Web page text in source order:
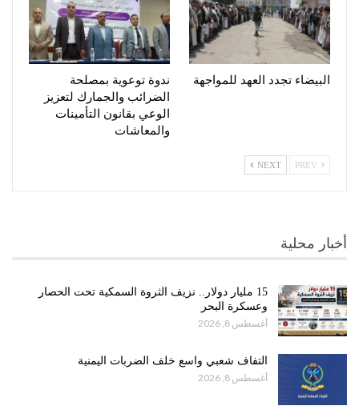
البيضاء تجدد العهد للمواجهة
ندوة توعوية بمصلحة
الضرائب والجمارك لتعزيز
الوعي بقانون التأمينات
والمعاشات
NEXT
أخبار محلية
15 مليار دولار.. نزيف الثروة السمكية تحت الحصار
وعسكرة البحر
أغسطس 8, 2026
التفاف شعبي واسع خلف الضربات اليمنية
أغسطس 8, 2026